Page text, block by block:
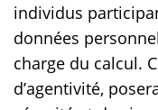
individus
données
charge du calcul.
d’agentivité,